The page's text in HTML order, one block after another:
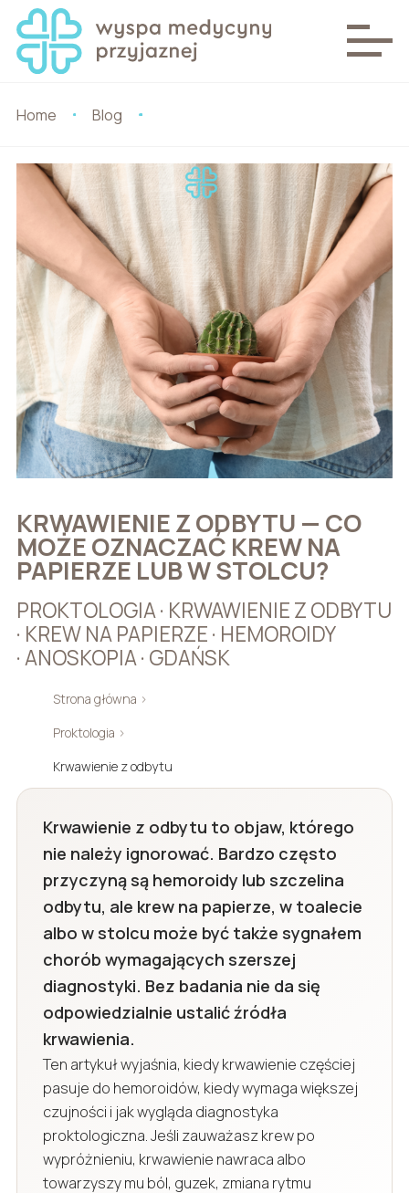
Home Blog
KRWAWIENIE Z ODBYTU — CO
MOŻE OZNACZAĆ KREW NA
PAPIERZE LUB W STOLCU?
PROKTOLOGIA · KRWAWIENIE Z ODBYTU
· KREW NA PAPIERZE · HEMOROIDY
· ANOSKOPIA · GDAŃSK
Strona główna ›
Proktologia ›
Krwawienie z odbytu
Krwawienie z odbytu to objaw, którego
nie należy ignorować. Bardzo często
przyczyną są hemoroidy lub szczelina
odbytu, ale krew na papierze, w toalecie
albo w stolcu może być także sygnałem
chorób wymagających szerszej
diagnostyki. Bez badania nie da się
odpowiedzialnie ustalić źródła
krwawienia.
Ten artykuł wyjaśnia, kiedy krwawienie częściej
pasuje do hemoroidów, kiedy wymaga większej
czujności i jak wygląda diagnostyka
proktologiczna. Jeśli zauważasz krew po
wypróżnieniu, krwawienie nawraca albo
towarzyszy mu ból, guzek, zmiana rytmu